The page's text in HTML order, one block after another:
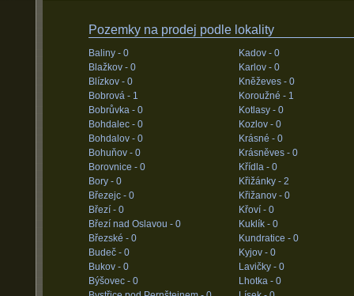
Pozemky na prodej podle lokality
Baliny - 0
Blažkov - 0
Blízkov - 0
Bobrová - 1
Bobrůvka - 0
Bohdalec - 0
Bohdalov - 0
Bohuňov - 0
Borovnice - 0
Bory - 0
Březejc - 0
Březí - 0
Březí nad Oslavou - 0
Březské - 0
Budeč - 0
Bukov - 0
Býšovec - 0
Kadov - 0
Karlov - 0
Kněževes - 0
Koroužné - 1
Kotlasy - 0
Kozlov - 0
Krásné - 0
Krásněves - 0
Křídla - 0
Křižánky - 2
Křižanov - 0
Křoví - 0
Kuklík - 0
Kundratice - 0
Kyjov - 0
Lavičky - 0
Lhotka - 0